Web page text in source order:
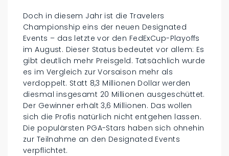
Doch in diesem Jahr ist die Travelers
Championship eins der neuen Designated
Events – das letzte vor den FedExCup-Playoffs
im August. Dieser Status bedeutet vor allem: Es
gibt deutlich mehr Preisgeld. Tatsächlich wurde
es im Vergleich zur Vorsaison mehr als
verdoppelt. Statt 8,3 Millionen Dollar werden
diesmal insgesamt 20 Millionen ausgeschüttet.
Der Gewinner erhält 3,6 Millionen. Das wollen
sich die Profis natürlich nicht entgehen lassen.
Die populärsten PGA-Stars haben sich ohnehin
zur Teilnahme an den Designated Events
verpflichtet.